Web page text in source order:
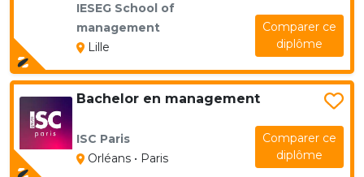
IESEG School of
management
Lille
Comparer ce
diplôme
Bachelor en management
ISC Paris
Orléans • Paris
Comparer ce
diplôme